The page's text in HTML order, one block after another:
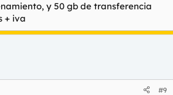
y 50 gb de transferencia
+ iva
#9